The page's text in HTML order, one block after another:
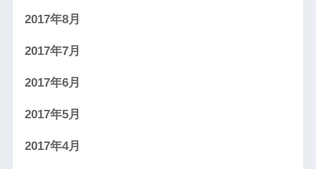
2017年8月
2017年7月
2017年6月
2017年5月
2017年4月